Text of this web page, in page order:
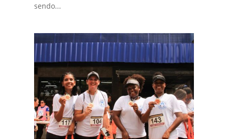
sendo...